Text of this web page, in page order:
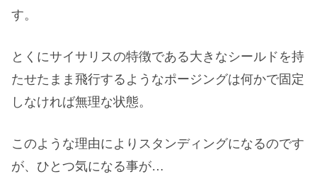
す。
とくにサイサリスの特徴である大きなシールドを持
たせたまま飛行するようなポージングは何かで固定
しなければ無理な状態。
このような理由によりスタンディングになるのです
が、ひとつ気になる事が…